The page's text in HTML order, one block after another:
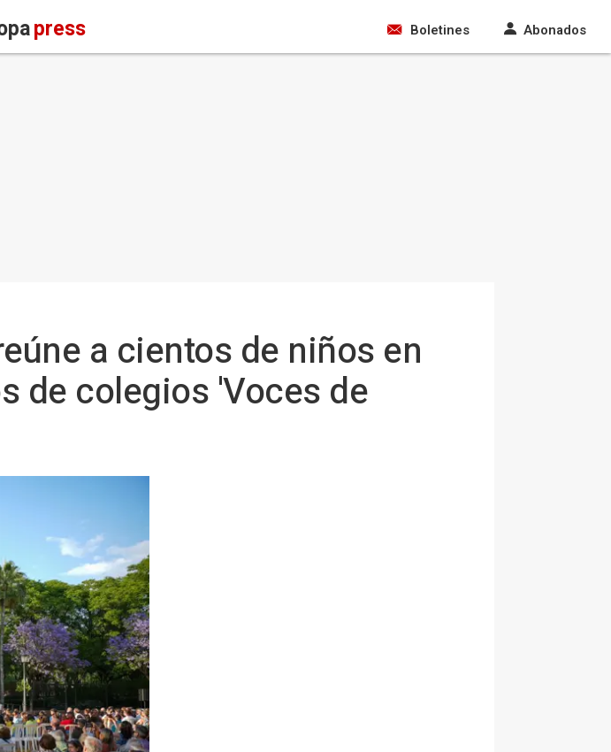
press Boletines Abonados
a cientos de niños en
de colegios 'Voces de